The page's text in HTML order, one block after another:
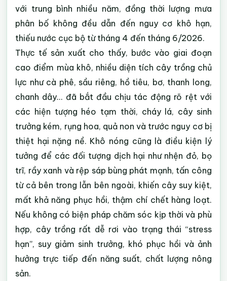
với trung bình nhiều năm, đồng thời lượng mưa
phân bố không đều dẫn đến nguy cơ khô hạn,
thiếu nước cục bộ từ tháng 4 đến tháng 6/2026.
Thực tế sản xuất cho thấy, bước vào giai đoạn
cao điểm mùa khô, nhiều diện tích cây trồng chủ
lực như cà phê, sầu riêng, hồ tiêu, bơ, thanh long,
chanh dây… đã bắt đầu chịu tác động rõ rệt với
các hiện tượng héo tạm thời, cháy lá, cây sinh
trưởng kém, rụng hoa, quả non và trước nguy cơ bị
thiệt hại nặng nề. Khô nóng cũng là điều kiện lý
tưởng để các đối tượng dịch hại như nhện đỏ, bọ
trĩ, rầy xanh và rệp sáp bùng phát mạnh, tấn công
từ cả bên trong lẫn bên ngoài, khiến cây suy kiệt,
mất khả năng phục hồi, thậm chí chết hàng loạt.
Nếu không có biện pháp chăm sóc kịp thời và phù
hợp, cây trồng rất dễ rơi vào trạng thái “stress
hạn”, suy giảm sinh trưởng, khó phục hồi và ảnh
hưởng trực tiếp đến năng suất, chất lượng nông
sản.